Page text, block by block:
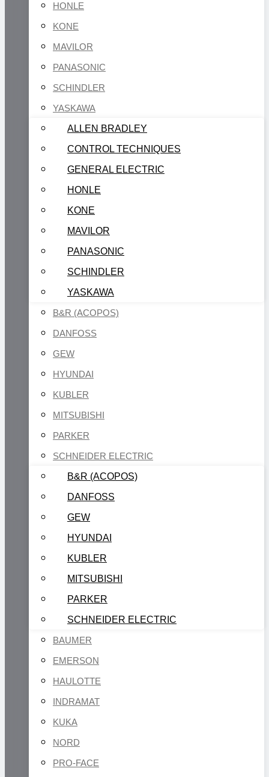
HONLE
KONE
MAVILOR
PANASONIC
SCHINDLER
YASKAWA
ALLEN BRADLEY
CONTROL TECHNIQUES
GENERAL ELECTRIC
HONLE
KONE
MAVILOR
PANASONIC
SCHINDLER
YASKAWA
B&R (ACOPOS)
DANFOSS
GEW
HYUNDAI
KUBLER
MITSUBISHI
PARKER
SCHNEIDER ELECTRIC
B&R (ACOPOS)
DANFOSS
GEW
HYUNDAI
KUBLER
MITSUBISHI
PARKER
SCHNEIDER ELECTRIC
BAUMER
EMERSON
HAULOTTE
INDRAMAT
KUKA
NORD
PRO-FACE